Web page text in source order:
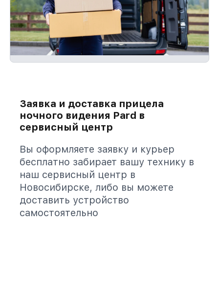
Заявка и доставка прицела
ночного видения Pard в
сервисный центр
Вы оформляете заявку и курьер
бесплатно забирает вашу технику в
наш сервисный центр в
Новосибирске, либо вы можете
доставить устройство
самостоятельно